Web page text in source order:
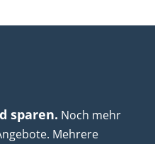
sparen. Noch mehr
Mehrere